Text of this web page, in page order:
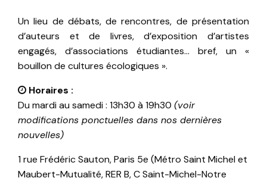
Un lieu de débats, de rencontres, de présentation
d’auteurs et de livres, d’exposition d’artistes
engagés, d’associations étudiantes… bref, un «
bouillon de cultures écologiques ».
Horaires :
Du mardi au samedi : 13h30 à 19h30 (voir
modifications ponctuelles dans nos dernières
nouvelles)
1 rue Frédéric Sauton, Paris 5e (Métro Saint Michel et
Maubert-Mutualité, RER B, C Saint-Michel-Notre